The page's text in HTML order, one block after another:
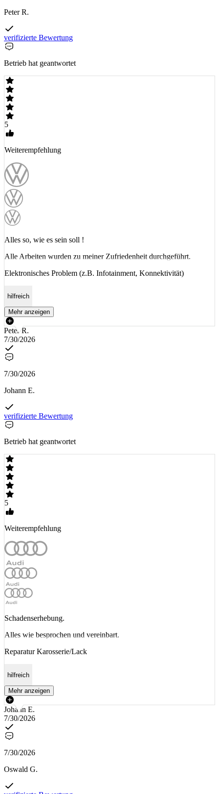
Peter R.
verifizierte Bewertung
Betrieb hat geantwortet
5
Weiterempfehlung
Alles so, wie es sein soll !
Alle Arbeiten wurden zu meiner Zufriedenheit durchgeführt.
Elektronisches Problem (z.B. Infotainment, Konnektivität)
hilfreich
Mehr anzeigen
Peter R.
7/30/2026
7/30/2026
Johann E.
verifizierte Bewertung
Betrieb hat geantwortet
5
Weiterempfehlung
Schadenserhebung.
Alles wie besprochen und vereinbart.
Reparatur Karosserie/Lack
hilfreich
Mehr anzeigen
Johann E.
7/30/2026
7/30/2026
Oswald G.